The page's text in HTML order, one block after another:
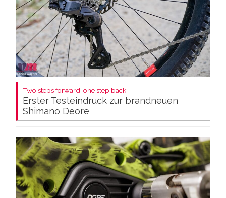
Two steps forward, one step back:
Erster Testeindruck zur brandneuen
Shimano Deore